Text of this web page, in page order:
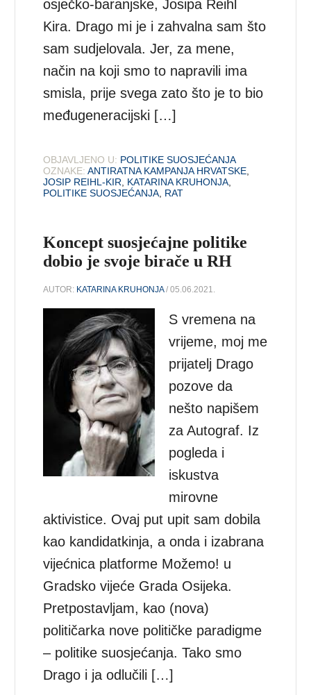
osječko-baranjske, Josipa Reihl
Kira. Drago mi je i zahvalna sam što
sam sudjelovala. Jer, za mene,
način na koji smo to napravili ima
smisla, prije svega zato što je to bio
međugeneracijski […]
OBJAVLJENO U: POLITIKE SUOSJEĆANJA
OZNAKE: ANTIRATNA KAMPANJA HRVATSKE,
JOSIP REIHL-KIR, KATARINA KRUHONJA,
POLITIKE SUOSJEĆANJA, RAT
Koncept suosjećajne politike
dobio je svoje birače u RH
AUTOR: KATARINA KRUHONJA/ 05.06.2021.
S vremena na
vrijeme, moj me
prijatelj Drago
pozove da
nešto napišem
za Autograf. Iz
pogleda i
iskustva
mirovne
aktivistice. Ovaj put upit sam dobila
kao kandidatkinja, a onda i izabrana
vijećnica platforme Možemo! u
Gradsko vijeće Grada Osijeka.
Pretpostavljam, kao (nova)
političarka nove političke paradigme
– politike suosjećanja. Tako smo
Drago i ja odlučili […]